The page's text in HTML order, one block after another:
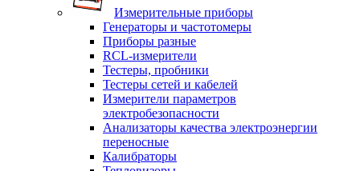
Измерительные приборы
Генераторы и частотомеры
Приборы разные
RCL-измерители
Тестеры, пробники
Тестеры сетей и кабелей
Измерители параметров
электробезопасности
Анализаторы качества электроэнергии
переносные
Калибраторы